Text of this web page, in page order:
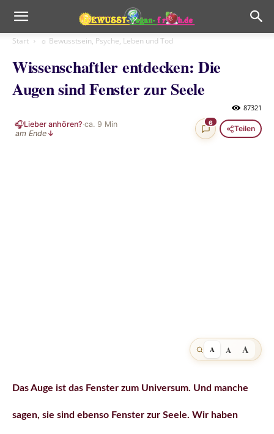
Start ☼ Bewusstsein, Psyche, Leben und Tod
Wissenschaftler entdecken: Die
Augen sind Fenster zur Seele
87321
🎧Lieber anhören?·ca. 9 Min
am Ende ↓
6
Teilen
A A A
Das Auge ist das Fenster zum Universum. Und manche
sagen, sie sind ebenso Fenster zur Seele. Wir haben